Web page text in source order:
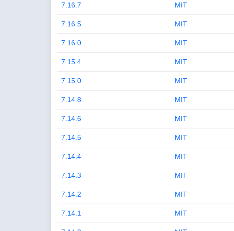
7.16.7 MIT
7.16.5 MIT
7.16.0 MIT
7.15.4 MIT
7.15.0 MIT
7.14.8 MIT
7.14.6 MIT
7.14.5 MIT
7.14.4 MIT
7.14.3 MIT
7.14.2 MIT
7.14.1 MIT